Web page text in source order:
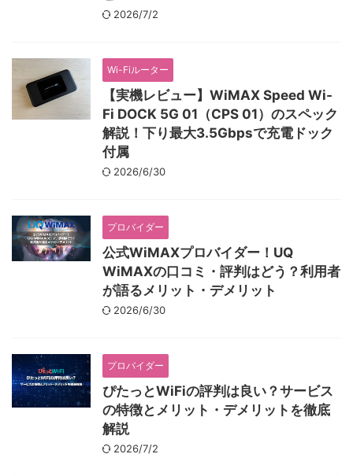
2026/7/2
Wi-Fiルーター
【実機レビュー】WiMAX Speed Wi-
Fi DOCK 5G 01（CPS 01）のスペック
解説！下り最大3.5Gbpsで充電ドック
付属
2026/6/30
プロバイダー
公式WiMAXプロバイダー！UQ
WiMAXの口コミ・評判はどう？利用者
が語るメリット・デメリット
2026/6/30
プロバイダー
ぴたっとWiFiの評判は良い？サービス
の特徴とメリット・デメリットを徹底
解説
2026/7/2